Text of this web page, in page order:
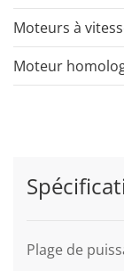
Moteurs à
Moteur
Plage de